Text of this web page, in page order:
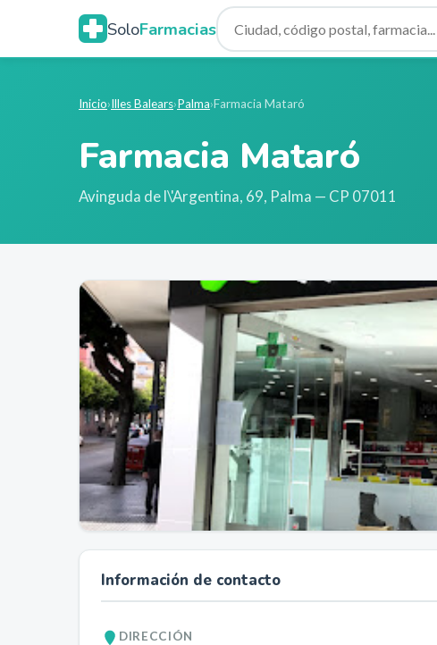
SoloFarmacias
Inicio›Illes Balears›Palma›Farmacia Mataró
Farmacia Mataró
Avinguda de l\'Argentina, 69, Palma — CP 07011
Información de contacto
DIRECCIÓN